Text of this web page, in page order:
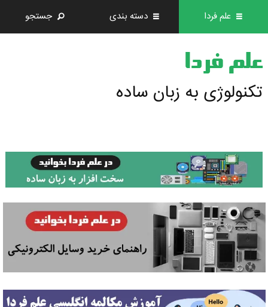
علم فردا دسته بندی جستجو
علم فردا
تکنولوژی به زبان ساده